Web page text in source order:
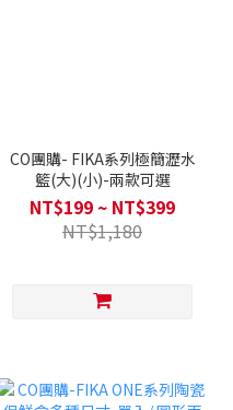
CO團購- FIKA系列極簡瀝水
籃(大)(小)-兩款可選
NT$199 ~ NT$399
NT$1,180